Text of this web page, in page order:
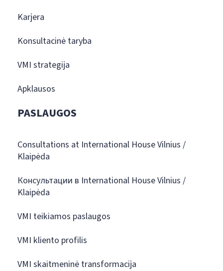
Karjera
Konsultacinė taryba
VMI strategija
Apklausos
PASLAUGOS
Consultations at International House Vilnius /
Klaipėda
Консультации в International House Vilnius /
Klaipėda
VMI teikiamos paslaugos
VMI kliento profilis
VMI skaitmeninė transformacija